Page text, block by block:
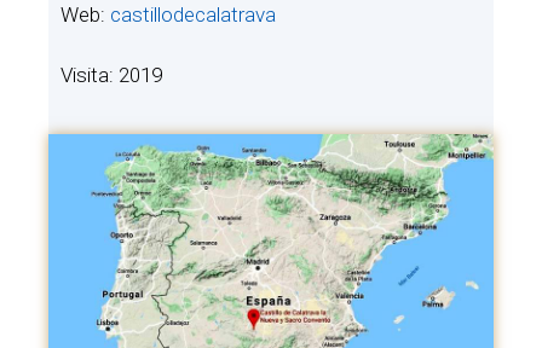
Web: castillodecalatrava
Visita: 2019